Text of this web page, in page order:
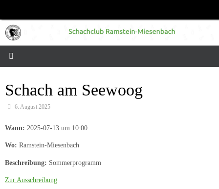
springen
Schach am Seewoog
6. August 2025
Wann: 2025-07-13 um 10:00
Wo: Ramstein-Miesenbach
Beschreibung: Sommerprogramm
Zur Ausschreibung